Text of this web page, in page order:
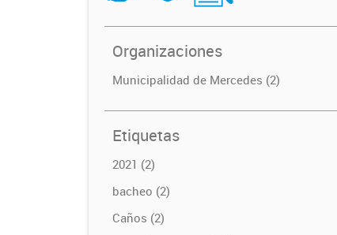
Organizaciones
Municipalidad de Mercedes (2)
Etiquetas
2021 (2)
bacheo (2)
Caños (2)